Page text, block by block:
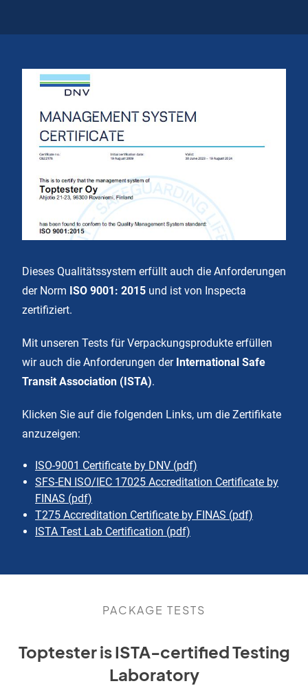
Dieses Qualitätssystem erfüllt auch die Anforderungen
der Norm ISO 9001: 2015 und ist von Inspecta
zertifiziert.
Mit unseren Tests für Verpackungsprodukte erfüllen
wir auch die Anforderungen der International Safe
Transit Association (ISTA).
Klicken Sie auf die folgenden Links, um die Zertifikate
anzuzeigen:
ISO-9001 Certificate by DNV (pdf)
SFS-EN ISO/IEC 17025 Accreditation Certificate by
FINAS (pdf)
T275 Accreditation Certificate by FINAS (pdf)
ISTA Test Lab Certification (pdf)
PACKAGE TESTS
Toptester is ISTA-certified Testing
Laboratory